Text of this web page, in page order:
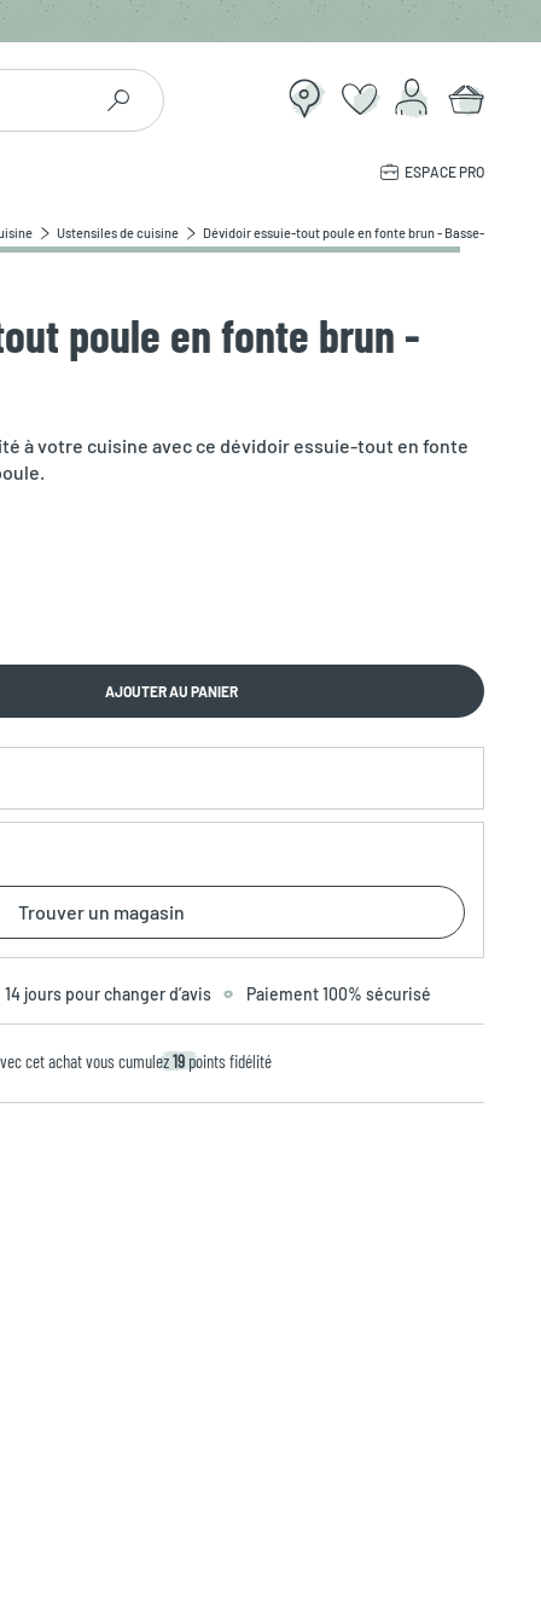
ESPACE PRO
Ustensiles de cuisine Dévidoir essuie-tout poule en fonte brun - Basse-cour
poule en fonte brun -
à votre cuisine avec ce dévidoir essuie-tout en fonte
AJOUTER AU PANIER
Trouver un magasin
14 jours pour changer d’avis Paiement 100% sécurisé
cet achat vous cumulez19 points fidélité